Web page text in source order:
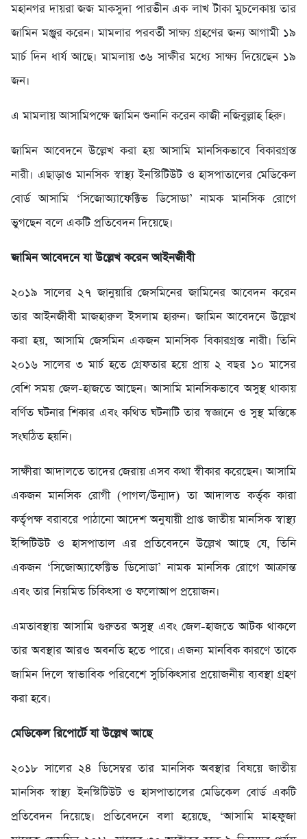
মহানগর দায়রা জজ মাকসুদা পারভীন এক লাখ টাকা মুচলেকায় তার
জামিন মঞ্জুর করেন। মামলার পরবর্তী সাক্ষ্য গ্রহণের জন্য আগামী ১৯
মার্চ দিন ধার্য আছে। মামলায় ৩৬ সাক্ষীর মধ্যে সাক্ষ্য দিয়েছেন ১৯
জন।
এ মামলায় আসামিপক্ষে জামিন শুনানি করেন কাজী নজিবুল্লাহ হিরু।
জামিন আবেদনে উল্লেখ করা হয় আসামি মানসিকভাবে বিকারগ্রস্ত
নারী। এছাড়াও মানসিক স্বাস্থ্য ইনস্টিটিউট ও হাসপাতালের মেডিকেল
বোর্ড আসামি ‘সিজোঅ্যাফেক্টিভ ডিসোডা’ নামক মানসিক রোগে
ভুগছেন বলে একটি প্রতিবেদন দিয়েছে।
জামিন আবেদনে যা উল্লেখ করেন আইনজীবী
২০১৯ সালের ২৭ জানুয়ারি জেসমিনের জামিনের আবেদন করেন
তার আইনজীবী মাজহারুল ইসলাম হারুন। জামিন আবেদনে উল্লেখ
করা হয়, আসামি জেসমিন একজন মানসিক বিকারগ্রস্ত নারী। তিনি
২০১৬ সালের ৩ মার্চ হতে গ্রেফতার হয়ে প্রায় ২ বছর ১০ মাসের
বেশি সময় জেল-হাজতে আছেন। আসামি মানসিকভাবে অসুস্থ থাকায়
বর্ণিত ঘটনার শিকার এবং কথিত ঘটনাটি তার স্বজ্ঞানে ও সুস্থ মস্তিষ্কে
সংঘঠিত হয়নি।
সাক্ষীরা আদালতে তাদের জেরায় এসব কথা স্বীকার করেছেন। আসামি
একজন মানসিক রোগী (পাগল/উন্মাদ) তা আদালত কর্তৃক কারা
কর্তৃপক্ষ বরাবরে পাঠানো আদেশ অনুযায়ী প্রাপ্ত জাতীয় মানসিক স্বাস্থ্য
ইন্সিটিউট ও হাসপাতাল এর প্রতিবেদনে উল্লেখ আছে যে, তিনি
একজন ‘সিজোঅ্যাফেক্টিভ ডিসোডা’ নামক মানসিক রোগে আক্রান্ত
এবং তার নিয়মিত চিকিৎসা ও ফলোআপ প্রয়োজন।
এমতাবস্থায় আসামি গুরুতর অসুস্থ এবং জেল-হাজতে আটক থাকলে
তার অবস্থার আরও অবনতি হতে পারে। এজন্য মানবিক কারণে তাকে
জামিন দিলে স্বাভাবিক পরিবেশে সুচিকিৎসার প্রয়োজনীয় ব্যবস্থা গ্রহণ
করা হবে।
মেডিকেল রিপোর্টে যা উল্লেখ আছে
২০১৮ সালের ২৪ ডিসেম্বর তার মানসিক অবস্থার বিষয়ে জাতীয়
মানসিক স্বাস্থ্য ইনস্টিটিউট ও হাসপাতালের মেডিকেল বোর্ড একটি
প্রতিবেদন দিয়েছে। প্রতিবেদনে বলা হয়েছে, ‘আসামি মাহফুজা